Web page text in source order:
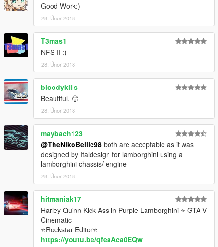
Good Work:)
28. Únor 2018
T3mas1
NFS II :)
28. Únor 2018
bloodykills
Beautiful. 🙂
28. Únor 2018
maybach123
@TheNikoBellic98 both are acceptable as it was
designed by Italdesign for lamborghini using a
lamborghini chassis/ engine
28. Únor 2018
hitmaniak17
Harley Quinn Kick Ass in Purple Lamborghini ⭐ GTA V
Cinematic
⭐Rockstar Editor⭐
https://youtu.be/qfeaAca0EQw